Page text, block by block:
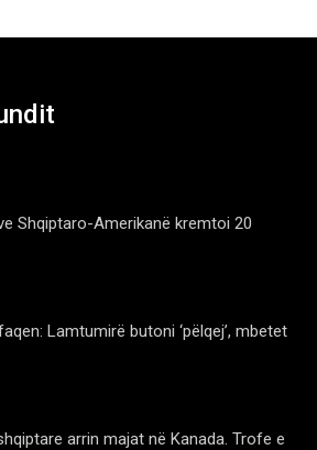
Shqiptaro-Amerikanë kremtoi 20
Lamtumirë butoni ‘pëlqej’, mbetet
arrin majat në Kanada. Trofe e